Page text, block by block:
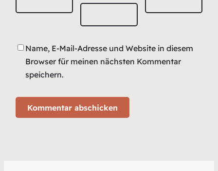
Name, E-Mail-Adresse und Website in diesem
Browser für meinen nächsten Kommentar
speichern.